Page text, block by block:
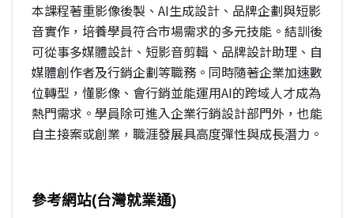
本課程著重影像後製、AI生成設計、品牌企劃與短影
音實作，培養學員符合市場需求的多元技能。結訓後
可從事多媒體設計、短影音剪輯、品牌設計助理、自
媒體創作者及行銷企劃等職務。同時隨著企業加速數
位轉型，懂影像、會行銷並能運用AI的跨域人才成為
熱門需求。學員除可進入企業行銷設計部門外，也能
自主接案或創業，職涯發展具高度彈性與成長潛力。
參考網站(台灣就業通)